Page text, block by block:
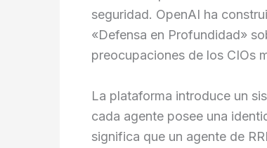
seguridad. OpenAI ha
«Defensa en Profundidad»
preocupaciones de los CIOs
La plataforma introduce un
cada agente posee una
significa que un agente de